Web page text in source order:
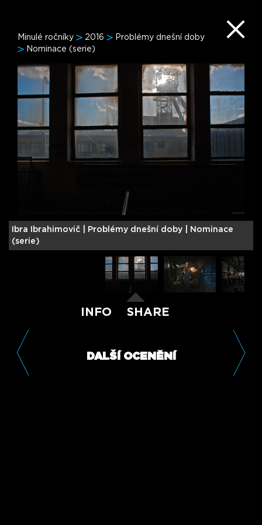
Minulé ročníky 2016
Problémy dnešní doby
Nominace (serie)
Ibra Ibrahimovič |
Problémy dnešní doby | Nominace
(serie)
INFO SHARE
DALŠÍ OCENĚNÍ